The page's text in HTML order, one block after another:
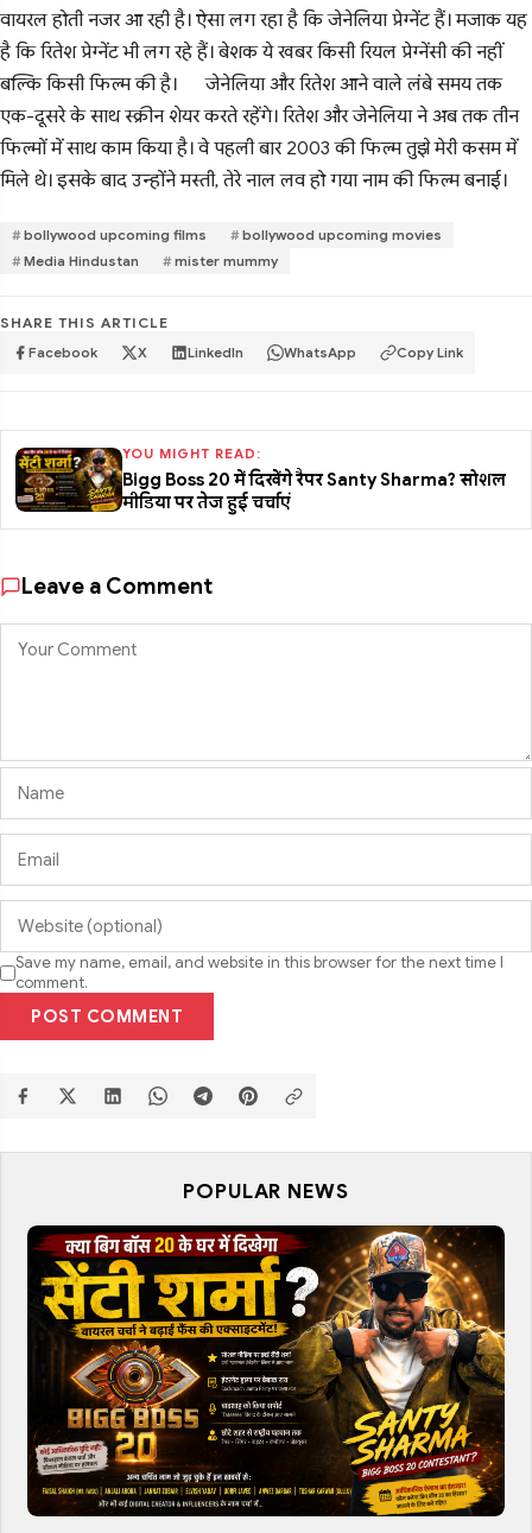
वायरल होती नजर आ रही है। ऐसा लग रहा है कि जेनेलिया प्रेग्नेंट हैं। मजाक यह
है कि रितेश प्रेग्नेंट भी लग रहे हैं। बेशक ये खबर किसी रियल प्रेग्नेंसी की नहीं
बल्कि किसी फिल्म की है।
जेनेलिया और रितेश आने वाले लंबे समय तक
एक-दूसरे के साथ स्क्रीन शेयर करते रहेंगे। रितेश और जेनेलिया ने अब तक तीन
फिल्मों में साथ काम किया है। वे पहली बार 2003 की फिल्म तुझे मेरी कसम में
मिले थे। इसके बाद उन्होंने मस्ती, तेरे नाल लव हो गया नाम की फिल्म बनाई।
bollywood upcoming films
bollywood upcoming movies
Media Hindustan
mister mummy
SHARE THIS ARTICLE
Facebook X LinkedIn WhatsApp Copy Link
YOU MIGHT READ:
Bigg Boss 20 में दिखेंगे रैपर Santy Sharma? सोशल
मीडिया पर तेज हुई चर्चाएं
Leave a Comment
Save my name, email, and website in this browser for the next time I
comment.
POST COMMENT
POPULAR NEWS